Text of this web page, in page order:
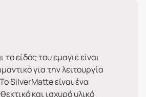
το είδος του εμαγιέ είναι
για την λειτουργία
SilverMatte είναι ένα
και ισχυρό υλικό